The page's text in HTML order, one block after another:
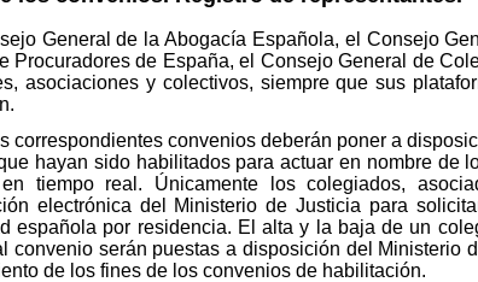
General de la Abogacía Española, el Consejo
de España, el Consejo General de
asociaciones y colectivos, siempre que sus
convenios deberán poner a
hayan sido habilitados para actuar en nombre de
tiempo real. Únicamente los colegiados,
electrónica del Ministerio de Justicia para
española por residencia. El alta y la baja de un
serán puestas a disposición del Ministerio
de los fines de los convenios de habilitación.